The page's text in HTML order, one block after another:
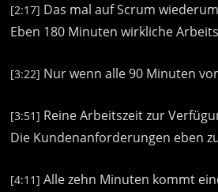
[2:17] Das mal aufScrum wiederum
Eben 180 Minuten wirkliche
[3:22] Nur wenn alle 90 Minuten
[3:51] Reine Arbeitszeit zur
Die Kundenanforderungen eben
[4:11] Alle zehn Minuten kommt